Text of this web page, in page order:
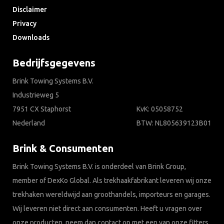
Disclaimer
Privacy
Downloads
Bedrijfsgegevens
Brink Towing Systems B.V.
Industrieweg 5
7951 CX Staphorst
Nederland
KvK: 05058752
BTW: NL805639123B01
Brink & Consumenten
Brink Towing Systems B.V. is onderdeel van Brink Group,
member of DexKo Global. Als trekhaakfabrikant leveren wij onze
trekhaken wereldwijd aan groothandels, importeurs en garages.
Wij leveren niet direct aan consumenten. Heeft u vragen over